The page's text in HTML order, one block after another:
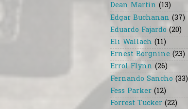
Dean Martin (13)
Edgar Buchanan (37)
Eduardo Fajardo (20)
Eli Wallach (11)
Ernest Borgnine (23)
Errol Flynn (26)
Fernando Sancho (33)
Fess Parker (12)
Forrest Tucker (22)